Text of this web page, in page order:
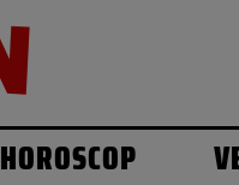
HOROSCOP